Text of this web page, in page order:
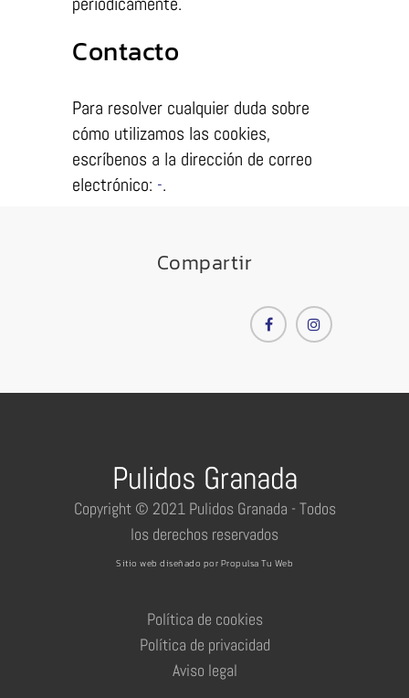
Contacto
Para resolver cualquier duda sobre
cómo utilizamos las cookies,
escríbenos a la dirección de correo
electrónico: -.
Compartir
Pulidos Granada
Copyright © 2021 Pulidos Granada - Todos
los derechos reservados
Sitio web diseñado por Propulsa Tu Web
Política de cookies
Política de privacidad
Aviso legal